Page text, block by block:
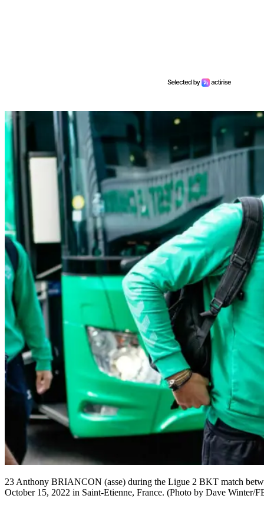
23 Anthony BRIANCON (asse) during the Ligue 2 BKT match
October 15, 2022 in Saint-Etienne, France. (Photo by Dave Winter/